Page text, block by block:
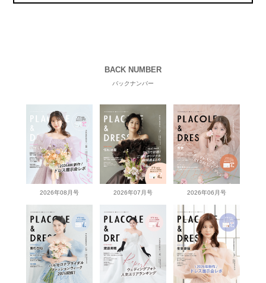
BACK NUMBER
バックナンバー
2026年08月号 2026年07月号 2026年06月号